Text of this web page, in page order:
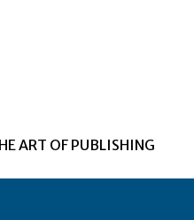
ART OF PUBLISHING